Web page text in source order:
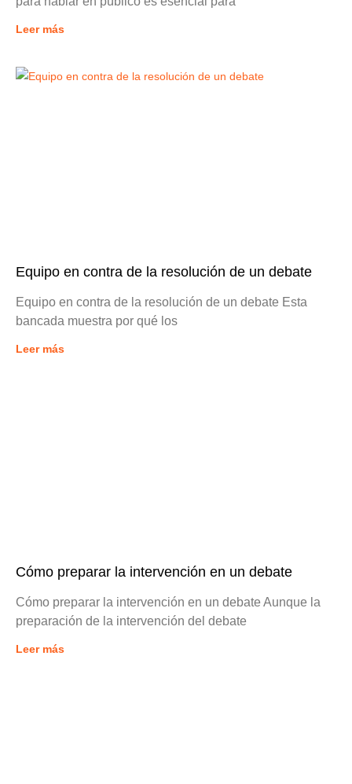
Leer más
Equipo en contra de la resolución de un debate
Equipo en contra de la resolución de un debate Esta
bancada muestra por qué los
Leer más
Cómo preparar la intervención en un debate
Cómo preparar la intervención en un debate Aunque la
preparación de la intervención del debate
Leer más